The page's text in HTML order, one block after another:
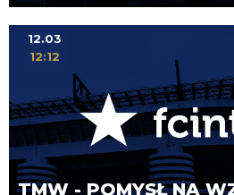
TMW - POMYSŁ NA
12.03
12:12